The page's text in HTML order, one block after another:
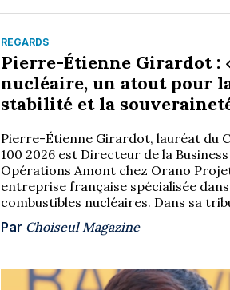
REGARDS
Pierre-Étienne Girardot :
nucléaire, un atout pour
stabilité et la
Pierre-Étienne Girardot, lauréat du
100 2026 est Directeur de la Business
Opérations Amont chez Orano
entreprise française spécialisée dans
combustibles nucléaires. Dans sa
Par Choiseul Magazine